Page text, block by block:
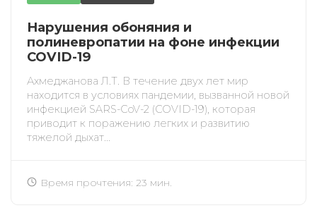
Нарушения обоняния и
полиневропатии на фоне инфекции
COVID-19
Ахмеджанова Л.Т. В течение двух лет мир
находится в условиях пандемии, вызванной новой
инфекцией SARS-CoV-2 (COVID-19), которая
приводит к поражению легких и развитию
тяжелой дыхат...
Время прочтения: 23 мин.